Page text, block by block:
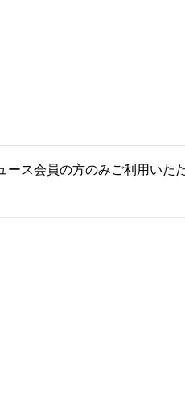
ス会員の方のみご利用いた